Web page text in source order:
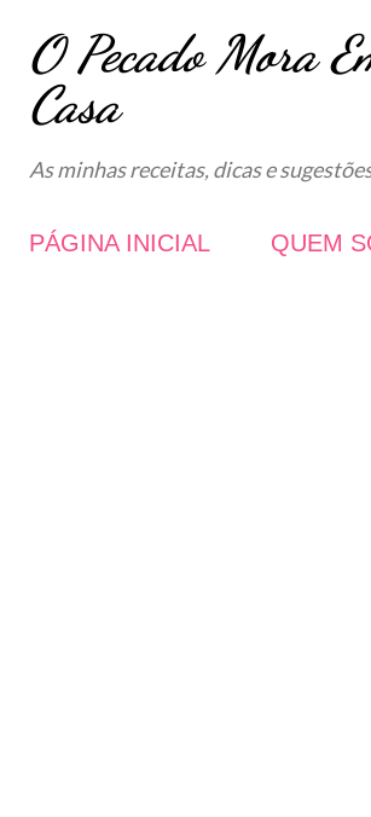
Avançar para o conteúdo principal
O Pecado Mora
Casa
As minhas receitas, dicas e
PÁGINA INICIAL QUEM